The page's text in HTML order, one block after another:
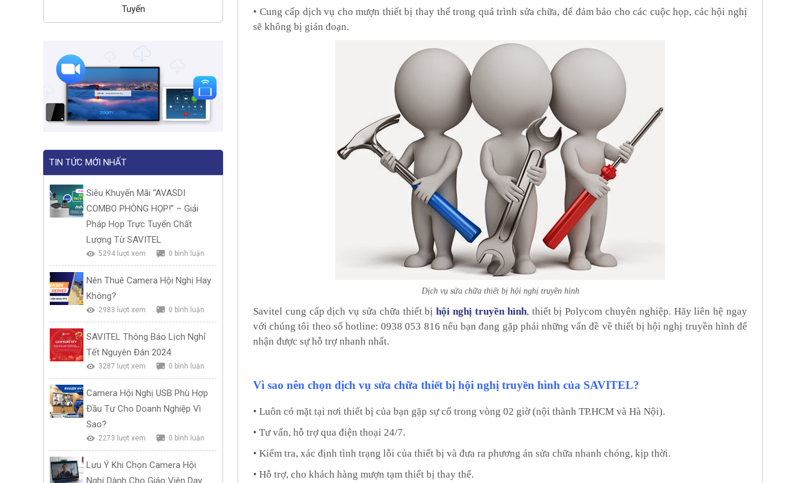
Tuyến
TIN TỨC MỚI NHẤT
Siêu Khuyến Mãi “AVASDI
COMBO PHÒNG HỌP!” – Giải
Pháp Họp Trực Tuyến Chất
Lượng Từ SAVITEL
5294 lượt xem 0 bình luận
Nên Thuê Camera Hội Nghị Hay
Không?
2983 lượt xem 0 bình luận
SAVITEL Thông Báo Lịch Nghỉ
Tết Nguyên Đán 2024
3287 lượt xem 0 bình luận
Camera Hội Nghị USB Phù Hợp
Đầu Tư Cho Doanh Nghiệp Vì
Sao?
2273 lượt xem 0 bình luận
Lưu Ý Khi Chọn Camera Hội
Nghị Dành Cho Giáo Viên Dạy
• Cung cấp dịch vụ cho mượn thiết bị thay thế trong quá trình sửa chữa, để đảm bảo cho các cuộc họp, các hội nghị
sẽ không bị gián đoạn.
Dịch vụ sửa chữa thiết bị hội nghị truyền hình
Savitel cung cấp dịch vụ sửa chữa thiết bịhội nghị truyền hình, thiết bị Polycom chuyên nghiệp. Hãy liên hệ ngay
với chúng tôi theo số hotline: 0938 053 816 nếu bạn đang gặp phải những vấn đề về thiết bị hội nghị truyền hình để
nhận được sự hỗ trợ nhanh nhất.
Vì sao nên chọn dịch vụ sửa chữa thiết bị hội nghị truyền hình của SAVITEL?
• Luôn có mặt tại nơi thiết bị của bạn gặp sự cố trong vòng 02 giờ (nội thành TP.HCM và Hà Nội).
• Tư vấn, hỗ trợ qua điện thoại 24/7.
• Kiểm tra, xác định tình trạng lỗi của thiết bị và đưa ra phương án sửa chữa nhanh chóng, kịp thời.
• Hỗ trợ, cho khách hàng mượn tạm thiết bị thay thế.